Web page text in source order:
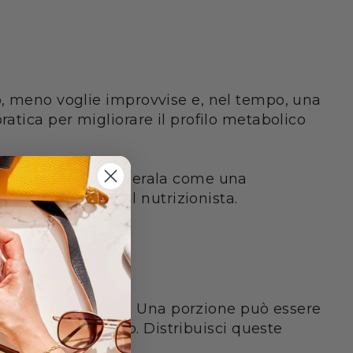
voglie improvvise e, nel tempo, una
per migliorare il profilo metabolico
medici. Considerala come una
dal medico o dal nutrizionista.
facilmente. Una porzione può essere
al forno. Distribuisci queste